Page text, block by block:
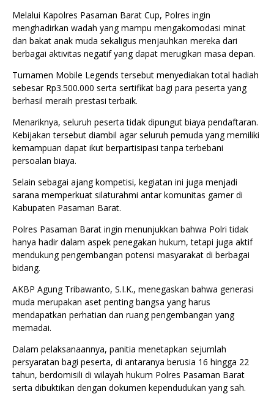
Melalui Kapolres Pasaman Barat Cup, Polres ingin
menghadirkan wadah yang mampu mengakomodasi minat
dan bakat anak muda sekaligus menjauhkan mereka dari
berbagai aktivitas negatif yang dapat merugikan masa depan.
Turnamen Mobile Legends tersebut menyediakan total hadiah
sebesar Rp3.500.000 serta sertifikat bagi para peserta yang
berhasil meraih prestasi terbaik.
Menariknya, seluruh peserta tidak dipungut biaya pendaftaran.
Kebijakan tersebut diambil agar seluruh pemuda yang memiliki
kemampuan dapat ikut berpartisipasi tanpa terbebani
persoalan biaya.
Selain sebagai ajang kompetisi, kegiatan ini juga menjadi
sarana memperkuat silaturahmi antar komunitas gamer di
Kabupaten Pasaman Barat.
Polres Pasaman Barat ingin menunjukkan bahwa Polri tidak
hanya hadir dalam aspek penegakan hukum, tetapi juga aktif
mendukung pengembangan potensi masyarakat di berbagai
bidang.
AKBP Agung Tribawanto, S.I.K., menegaskan bahwa generasi
muda merupakan aset penting bangsa yang harus
mendapatkan perhatian dan ruang pengembangan yang
memadai.
Dalam pelaksanaannya, panitia menetapkan sejumlah
persyaratan bagi peserta, di antaranya berusia 16 hingga 22
tahun, berdomisili di wilayah hukum Polres Pasaman Barat
serta dibuktikan dengan dokumen kependudukan yang sah.